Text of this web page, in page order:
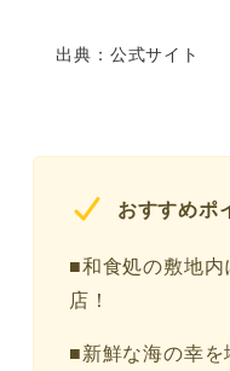
出典：公式サイト
おすすめポ
■和食処の敷地
店！
■新鮮な海の幸